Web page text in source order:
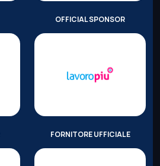
OFFICIAL SPONSOR
FORNITORE UFFICIALE